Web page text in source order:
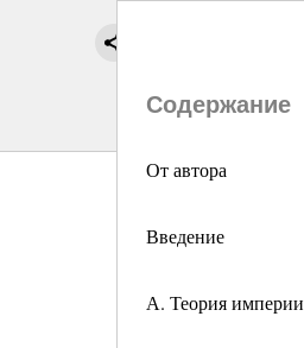
Содержание
От автора
Введение
А. Теория империи